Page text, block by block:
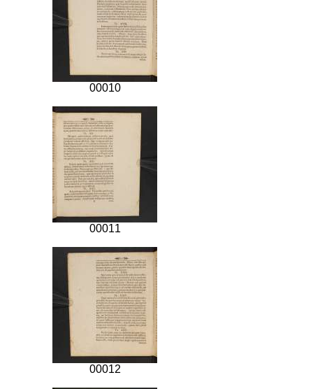
00010
00011
00012